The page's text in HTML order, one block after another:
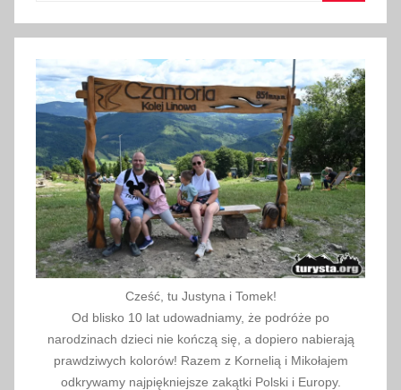
e
n
i
a
0
2
1
Cześć, tu Justyna i Tomek!
Od blisko 10 lat udowadniamy, że podróże po
narodzinach dzieci nie kończą się, a dopiero nabierają
prawdziwych kolorów! Razem z Kornelią i Mikołajem
odkrywamy najpiękniejsze zakątki Polski i Europy.